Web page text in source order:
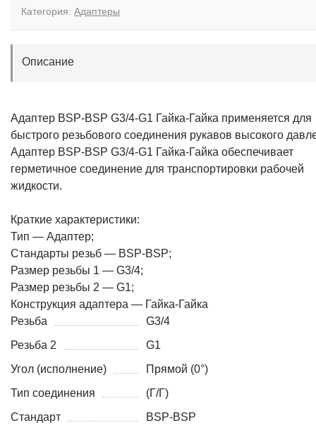
Категория: Адаптеры
Описание
Адаптер BSP-BSP G3/4-G1 Гайка-Гайка применяется для
быстрого резьбового соединения рукавов высокого
Адаптер BSP-BSP G3/4-G1 Гайка-Гайка обеспечивает
герметичное соединение для транспортировки рабочей
жидкости.
Краткие характеристики:
Тип — Адаптер;
Стандарты резьб — BSP-BSP;
Размер резьбы 1 — G3/4;
Размер резьбы 2 — G1;
Конструкция адаптера — Гайка-Гайка
Резьба
G3/4
Резьба 2
G1
Угол (исполнение)
Прямой (0°)
Тип соединения
(Г/Г)
Стандарт
BSP-BSP